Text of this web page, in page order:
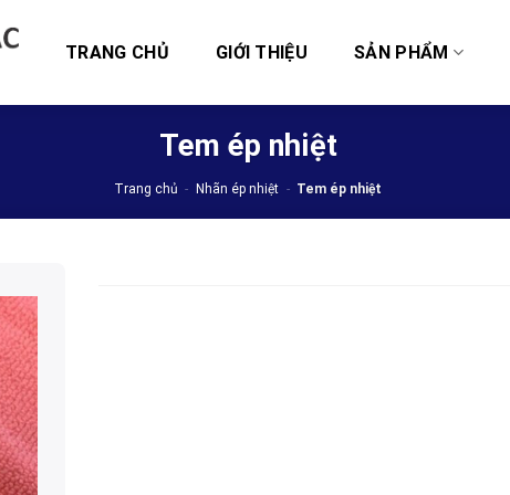
TRANG CHỦ GIỚI THIỆU SẢN PHẨM
Tem ép nhiệt
Trang chủ - Nhãn ép nhiệt - Tem ép nhiệt